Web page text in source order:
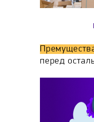
перед